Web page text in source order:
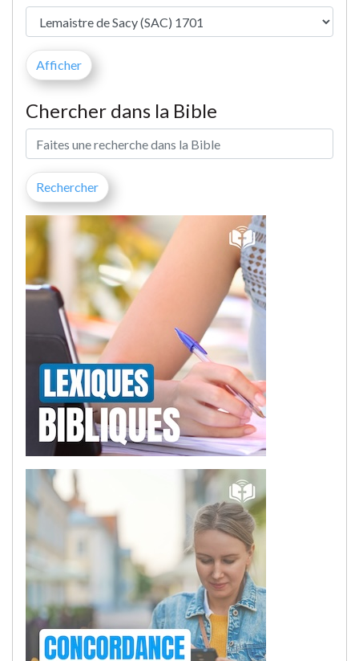
Chercher dans la Bible